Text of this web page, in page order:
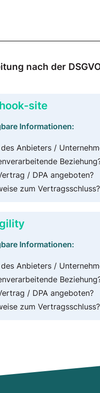
nach der
site
Informationen:
Anbieters /
/ DPA angeboten?
zum Vertragsschluss?
Informationen:
Anbieters /
/ DPA angeboten?
zum Vertragsschluss?